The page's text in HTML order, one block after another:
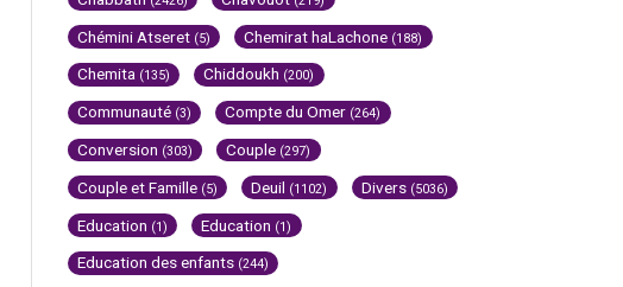
Chémini Atseret (5) Chemirat haLachone (188)
Chemita (135) Chiddoukh (200)
Communauté (3) Compte du Omer (264)
Conversion (303) Couple (297)
Couple et Famille (5) Deuil (1102) Divers (5036)
Education (1) Education (1)
Education des enfants (244)